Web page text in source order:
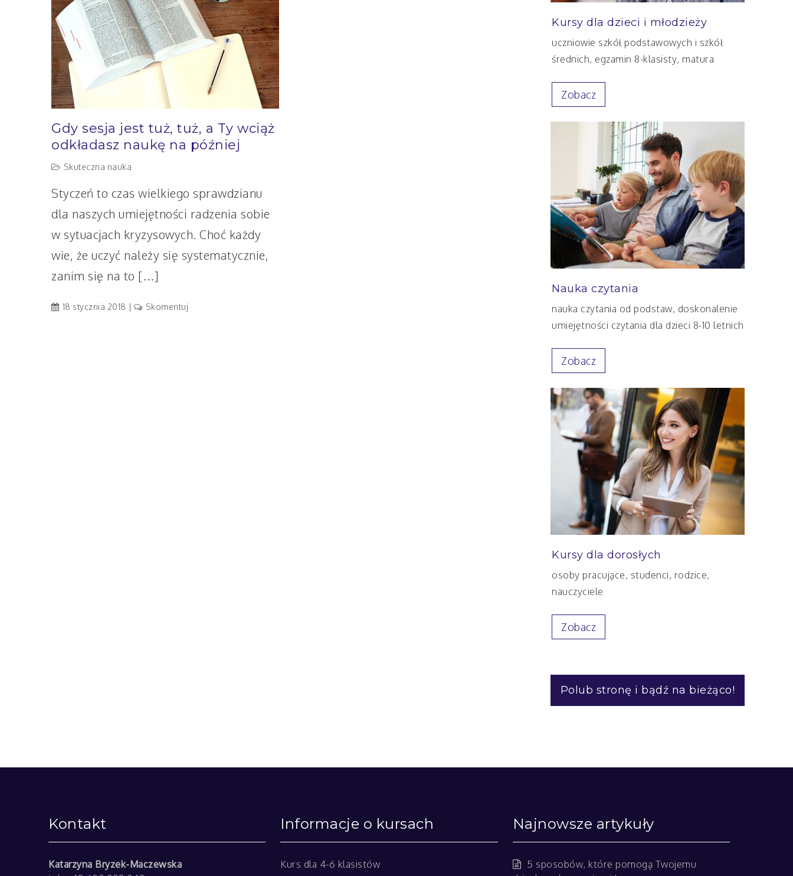
Gdy sesja jest tuż, tuż, a Ty wciąż
odkładasz naukę na później
Skuteczna nauka
Styczeń to czas wielkiego sprawdzianu
dla naszych umiejętności radzenia sobie
w sytuacjach kryzysowych. Choć każdy
wie, że uczyć należy się systematycznie,
zanim się na to […]
18 stycznia 2018 Skomentuj
Kursy dla dzieci i młodzieży
uczniowie szkół podstawowych i szkół
średnich, egzamin 8-klasisty, matura
Zobacz
Nauka czytania
nauka czytania od podstaw, doskonalenie
umiejętności czytania dla dzieci 8-10 letnich
Zobacz
Kursy dla dorosłych
osoby pracujące, studenci, rodzice,
nauczyciele
Zobacz
Polub stronę i bądź na bieżąco!
Kontakt
Katarzyna Bryzek-Maczewska
Informacje o kursach
Kurs dla 4-6 klasistów
Najnowsze artykuły
5 sposobów, które pomogą Twojemu